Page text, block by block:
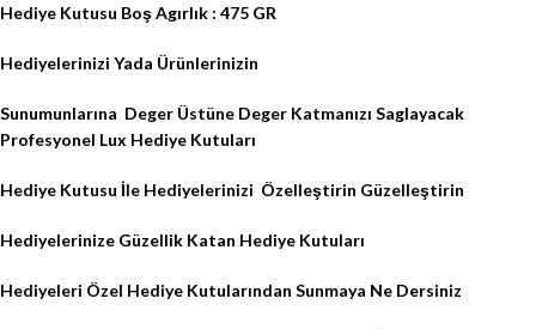
Hediye Kutusu Boş Agırlık : 475 GR
Hediyelerinizi Yada Ürünlerinizin
Sunumunlarına Deger Üstüne Deger Katmanızı Saglayacak
Profesyonel Lux Hediye Kutuları
Hediye Kutusu İle Hediyelerinizi Özelleştirin Güzelleştirin
Hediyelerinize Güzellik Katan Hediye Kutuları
Hediyeleri Özel Hediye Kutularından Sunmaya Ne Dersiniz